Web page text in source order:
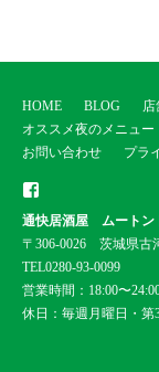
HOME BLOG
オススメ夜のメニュー
お問い合わせ
プラ
fa
ce
ok
通快居酒屋 ムートン
〒306-0026 茨城県古
TEL0280-93-0099
営業時間：18:00〜
休日：毎週月曜日・第